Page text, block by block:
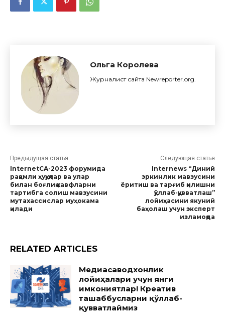
Ольга Королева
Журналист сайта Newreporter.org.
Предыдущая статья
InternetCA-2023 форумида
рақамли ҳуқуқлар ва улар
билан боғлиқ хавфларни
тартибга солиш мавзусини
мутахассислар муҳокама
қилади
Следующая статья
Internews “Диний
эркинлик мавзусини
ёритиш ва тарғиб қилишни
қўллаб-қувватлаш”
лойиҳасини якуний
баҳолаш учун эксперт
изламоқда
RELATED ARTICLES
Медиасаводхонлик
лойиҳалари учун янги
имкониятлар! Креатив
ташаббусларни қўллаб-
қувватлаймиз